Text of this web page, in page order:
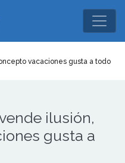
vacaciones gusta a todo
ilusión,
gusta a